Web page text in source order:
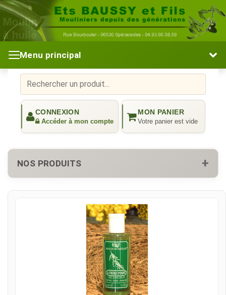
Menu principal
NOS PRODUITS